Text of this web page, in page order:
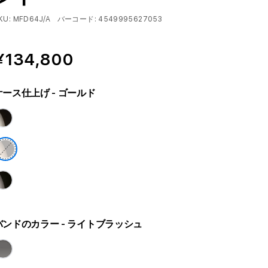
MFD64J/A バーコード: 4549995627053
ース仕上げ- ゴールド
ンドのカラー - ライトブラッシュ